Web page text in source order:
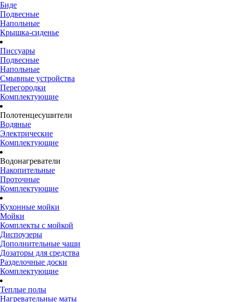
Биде
Подвесные
Напольные
Крышка-сиденье
Писсуары
Подвесные
Напольные
Смывные устройства
Перегородки
Комплектующие
Полотенцесушители
Водяные
Электрические
Комплектующие
Водонагреватели
Накопительные
Проточные
Комплектующие
Кухонные мойки
Мойки
Комплекты с мойкой
Диспоузеры
Дополнительные чаши
Дозаторы для средства
Разделочные доски
Комплектующие
Теплые полы
Нагревательные маты